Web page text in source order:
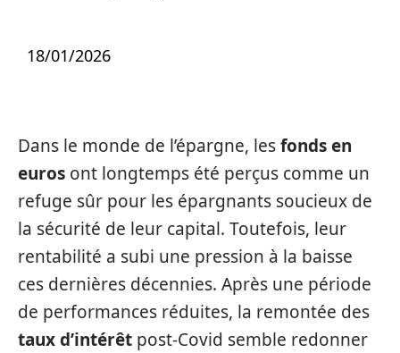
18/01/2026
Dans le monde de l’épargne, lesfonds en
euros ont longtemps été perçus comme un
refuge sûr pour les épargnants soucieux de
la sécurité de leur capital. Toutefois, leur
rentabilité a subi une pression à la baisse
ces dernières décennies. Après une période
de performances réduites, la remontée des
taux d’intérêt post-Covid semble redonner